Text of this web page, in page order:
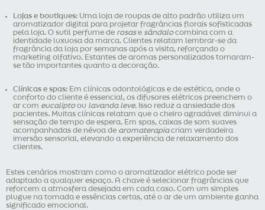
Lojas e boutiques: Uma loja de roupas de alto padrão utiliza um
aromatizador digital para projetar fragrâncias florais sofisticadas
pela loja. O sutil perfume de rosase sândalocombina com a
identidade luxuosa da marca. Clientes relatam lembrar-se da
fragrância da loja por semanas após a visita, reforçando o
marketing olfativo. Estantes de aromas personalizados tornaram-
se tão importantes quanto a decoração.
Clínicas e spas: Em clínicas odontológicas e de estética, onde o
conforto do cliente é essencial, os difusores elétricos preenchem o
ar com eucaliptoou lavanda leve. Isso reduz a ansiedade dos
pacientes. Muitas clínicas relatam que o cheiro agradável diminui a
sensação de tempo de espera. Em spas, caixas de som suaves
acompanhadas de névoa de aromaterapiacriam verdadeira
imersão sensorial, elevando a experiência de relaxamento dos
clientes.
Estes cenários mostram como o aromatizador elétrico pode ser
adaptado a qualquer espaço. A chave é selecionar fragrâncias que
reforcem a atmosfera desejada em cada caso. Com um simples
plugue na tomada e essências certas, até o ar de um ambiente ganha
significado emocional.